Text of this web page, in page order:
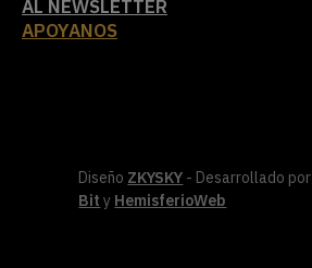
AL NEWSLETTER
APOYANOS
Diseño ZKYSKY - Desarrollado por
Bit y HemisferioWeb